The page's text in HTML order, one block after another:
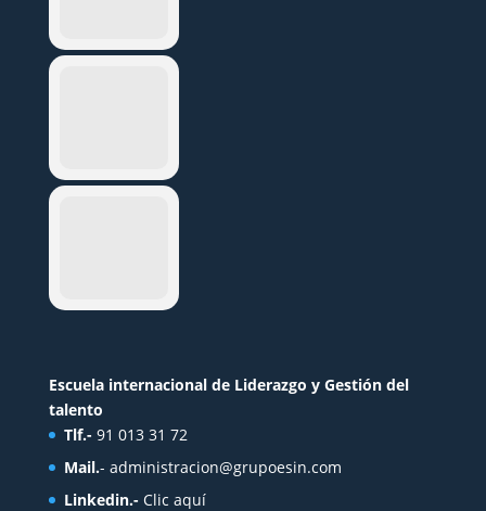
Escuela internacional de Liderazgo y Gestión del
talento
Tlf.- 91 013 31 72
Mail.- administracion@grupoesin.com
Linkedin.- Clic aquí